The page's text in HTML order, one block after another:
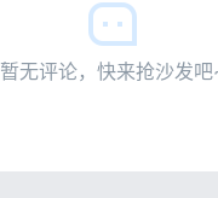
暂无评论，快来抢沙发吧